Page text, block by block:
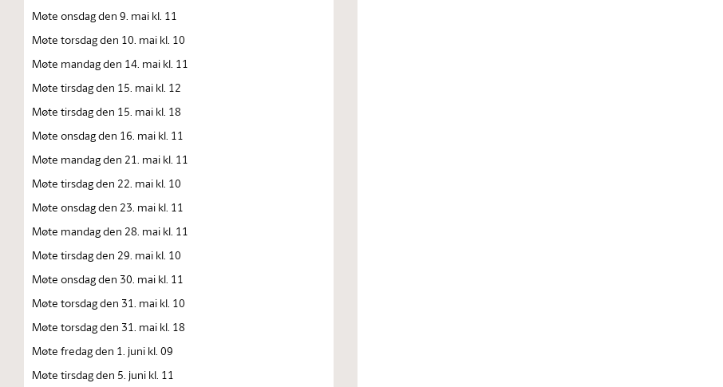
Møte onsdag den 9. mai kl. 11
Møte torsdag den 10. mai kl. 10
Møte mandag den 14. mai kl. 11
Møte tirsdag den 15. mai kl. 12
Møte tirsdag den 15. mai kl. 18
Møte onsdag den 16. mai kl. 11
Møte mandag den 21. mai kl. 11
Møte tirsdag den 22. mai kl. 10
Møte onsdag den 23. mai kl. 11
Møte mandag den 28. mai kl. 11
Møte tirsdag den 29. mai kl. 10
Møte onsdag den 30. mai kl. 11
Møte torsdag den 31. mai kl. 10
Møte torsdag den 31. mai kl. 18
Møte fredag den 1. juni kl. 09
Møte tirsdag den 5. juni kl. 11